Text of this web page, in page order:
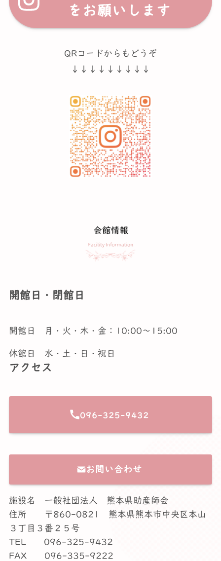
をお願いします
QRコードからもどうぞ
↓↓↓↓↓↓↓↓↓
開館日・閉館日
開館日 月・火・木・金：10:00〜15:00
休館日 水・土・日・祝日
アクセス
096-325-9432
お問い合わせ
施設名 一般社団法人 熊本県助産師会
住所 〒860-0821 熊本県熊本市中央区本山
３丁目３番２５号
TEL 096-325-9432
FAX 096-335-9222